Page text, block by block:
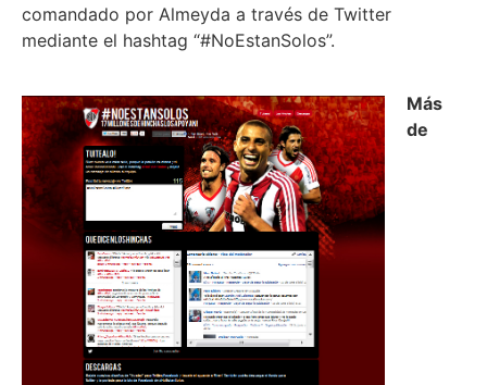
comandado por Almeyda a través de Twitter
mediante el hashtag “#NoEstanSolos”.
Más
de